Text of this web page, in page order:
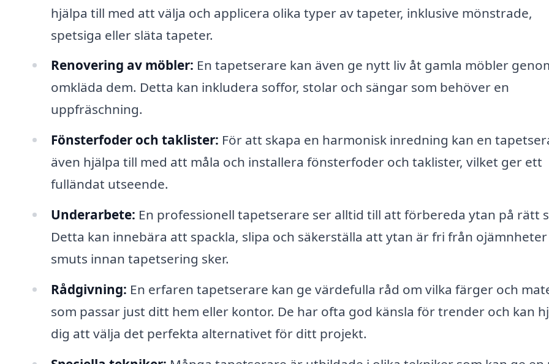
hjälpa till med att välja och applicera olika typer av tapeter, inklusive mönstrade,
spetsiga eller släta tapeter.
Renovering av möbler: En tapetserare kan även ge nytt liv åt gamla möbler
omkläda dem. Detta kan inkludera soffor, stolar och sängar som behöver en
uppfräschning.
Fönsterfoder och taklister: För att skapa en harmonisk inredning kan en
även hjälpa till med att måla och installera fönsterfoder och taklister, vilket ger ett
fulländat utseende.
Underarbete: En professionell tapetserare ser alltid till att förbereda ytan på rätt
Detta kan innebära att spackla, slipa och säkerställa att ytan är fri från
smuts innan tapetsering sker.
Rådgivning: En erfaren tapetserare kan ge värdefulla råd om vilka färger och
som passar just ditt hem eller kontor. De har ofta god känsla för trender och kan
dig att välja det perfekta alternativet för ditt projekt.